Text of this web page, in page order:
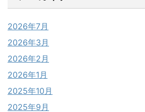
2026年7月
2026年3月
2026年2月
2026年1月
2025年10月
2025年9月